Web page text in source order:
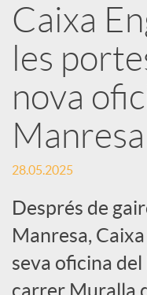
b
l
i
c
a
d
Caixa
les
nova
Manresa
28.05.2025
Després de
Manresa,
seva oficina del
carrer Muralla